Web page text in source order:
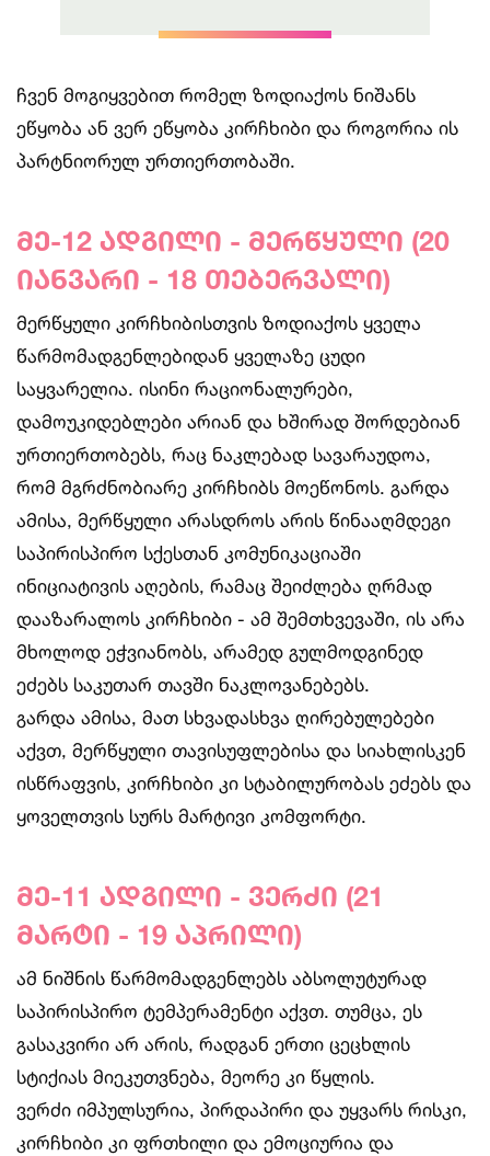
ჩვენ მოგიყვებით რომელ ზოდიაქოს ნიშანს
ეწყობა ან ვერ ეწყობა კირჩხიბი და როგორია ის
პარტნიორულ ურთიერთობაში.
მე-12 ადგილი - მერწყული (20
იანვარი - 18 თებერვალი)
მერწყული კირჩხიბისთვის ზოდიაქოს ყველა
წარმომადგენლებიდან ყველაზე ცუდი
საყვარელია. ისინი რაციონალურები,
დამოუკიდებლები არიან და ხშირად შორდებიან
ურთიერთობებს, რაც ნაკლებად სავარაუდოა,
რომ მგრძნობიარე კირჩხიბს მოეწონოს. გარდა
ამისა, მერწყული არასდროს არის წინააღმდეგი
საპირისპირო სქესთან კომუნიკაციაში
ინიციატივის აღების, რამაც შეიძლება ღრმად
დააზარალოს კირჩხიბი - ამ შემთხვევაში, ის არა
მხოლოდ ეჭვიანობს, არამედ გულმოდგინედ
ეძებს საკუთარ თავში ნაკლოვანებებს.
გარდა ამისა, მათ სხვადასხვა ღირებულებები
აქვთ, მერწყული თავისუფლებისა და სიახლისკენ
ისწრაფვის, კირჩხიბი კი სტაბილურობას ეძებს და
ყოველთვის სურს მარტივი კომფორტი.
მე-11 ადგილი - ვერძი (21
მარტი - 19 აპრილი)
ამ ნიშნის წარმომადგენლებს აბსოლუტურად
საპირისპირო ტემპერამენტი აქვთ. თუმცა, ეს
გასაკვირი არ არის, რადგან ერთი ცეცხლის
სტიქიას მიეკუთვნება, მეორე კი წყლის.
ვერძი იმპულსურია, პირდაპირი და უყვარს რისკი,
კირჩხიბი კი ფრთხილი და ემოციურია და